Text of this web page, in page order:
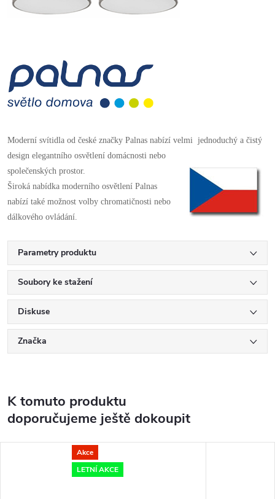
Moderní svítidla od české značky Palnas nabízí velmi jednoduchý a čistý
design elegantního osvětlení domácnosti nebo
společenských prostor.
Široká nabídka moderního osvětlení Palnas
nabízí také možnost volby chromatičnosti nebo
dálkového ovládání.
Parametry produktu
Soubory ke stažení
Diskuse
Značka
K tomuto produktu
doporučujeme ještě dokoupit
Akce
LETNÍ AKCE